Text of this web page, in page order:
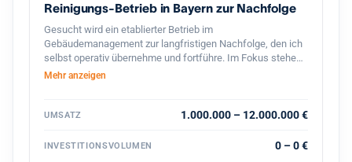
Reinigungs-Betrieb in Bayern zur Nachfolge
Gesucht wird ein etablierter Betrieb im
Gebäudemanagement zur langfristigen Nachfolge, den ich
selbst operativ übernehme und fortführe. Im Fokus stehen
Hausmeister- und Facility-Services, Gebäudereinigung,
Interessant sind ertragsstarke Betriebe mit
Kundenstamm ohne Abhängigkeit von einzelnen
Mehr anzeigen
UMSATZ 1.000.000 – 12.000.000 €
INVESTITIONSVOLUMEN 0 – 0 €